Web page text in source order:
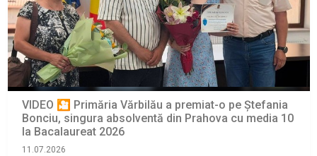
VIDEO 🎦 Primăria Vărbilău a premiat-o pe Ștefania
Bonciu, singura absolventă din Prahova cu media 10
la Bacalaureat 2026
11.07.2026